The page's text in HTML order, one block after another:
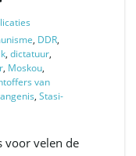
, DDR,
, dictatuur,
, Moskou,
van
, Stasi-
voor velen de